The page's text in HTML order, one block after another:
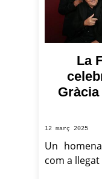
Foto: Crea Music
La
12 març 2025
Un
com a